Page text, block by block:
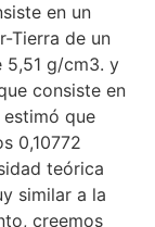
en un
Tierra de un
5,51 g/cm3. y
consiste en
que
0,10772
teórica
similar a la
creemos